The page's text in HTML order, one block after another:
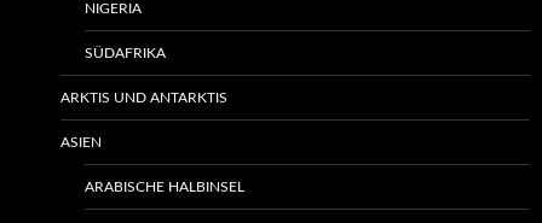
NIGERIA
SÜDAFRIKA
ARKTIS UND ANTARKTIS
ASIEN
ARABISCHE HALBINSEL